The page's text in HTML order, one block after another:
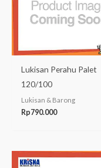
Lukisan Perahu Palet
120/100
Lukisan & Barong
Rp790.000